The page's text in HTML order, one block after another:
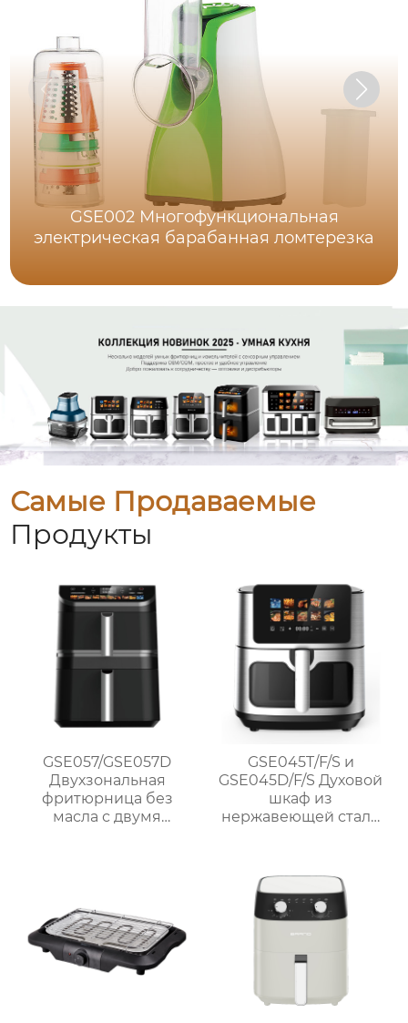
GSE002 Многофункциональная
электрическая барабанная ломтерезка
Самые Продаваемые
Продукты
GSE057/GSE057D
Двухзональная
фритюрница без
масла с двумя
GSE045T/F/S и
GSE045D/F/S Духовой
шкаф из
нержавеющей стали